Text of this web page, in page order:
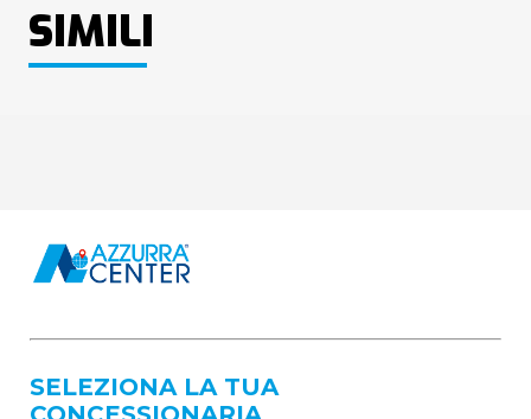
SIMILI
SELEZIONA LA TUA